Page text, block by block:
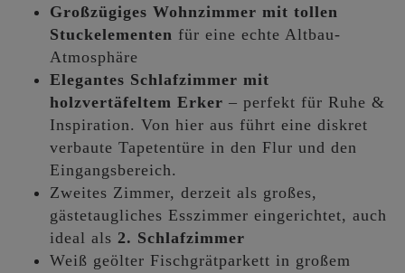
Großzügiges Wohnzimmer mit tollen
Stuckelementen für eine echte Altbau-
Atmosphäre
Elegantes Schlafzimmer mit
holzvertäfeltem Erker – perfekt für Ruhe &
Inspiration. Von hier aus führt eine diskret
verbaute Tapetentüre in den Flur und den
Eingangsbereich.
Zweites Zimmer, derzeit als großes,
gästetaugliches Esszimmer eingerichtet, auch
ideal als 2. Schlafzimmer
Weiß geölter Fischgrätparkett in großem